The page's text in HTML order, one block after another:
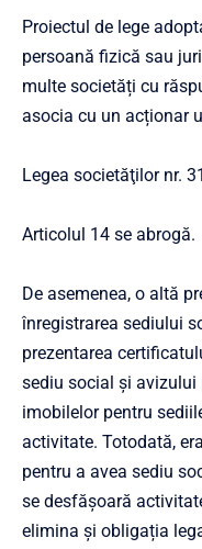
Proiectul de lege
persoană fizică sau
multe societăți cu
asocia cu un acționar
Legea societăţilor nr.
Articolul 14 se abrogă.
De asemenea, o altă
înregistrarea sediului
prezentarea
sediu social și
imobilelor pentru
activitate. Totodată,
pentru a avea sediu
se desfășoară
elimina și obligația